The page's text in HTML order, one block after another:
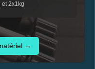
et 2x1kg
→